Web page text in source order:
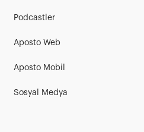
Podcastler
Aposto Web
Aposto Mobil
Sosyal Medya